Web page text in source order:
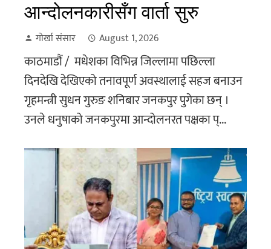
आन्दोलनकारीसँग वार्ता सुरु
गोर्खा संसार August 1, 2026
काठमाडौं / मधेशका विभिन्न जिल्लामा पछिल्ला
दिनदेखि देखिएको तनावपूर्ण अवस्थालाई सहज बनाउन
गृहमन्त्री सुधन गुरुङ शनिबार जनकपुर पुगेका छन् ।
उनले धनुषाको जनकपुरमा आन्दोलनरत पक्षका प्...